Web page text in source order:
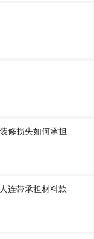
修损失如何承担
连带承担材料款